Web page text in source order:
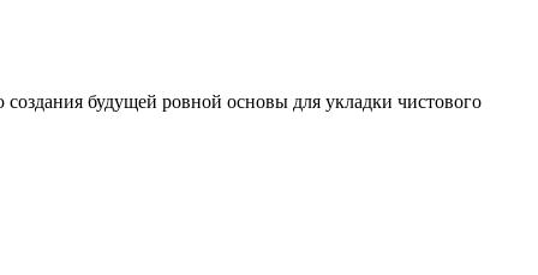
будущей ровной основы для укладки чистового